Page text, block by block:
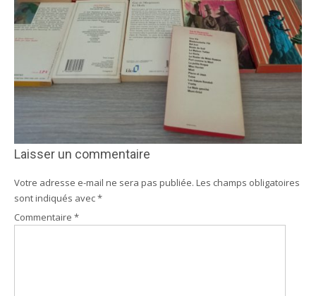
Laisser un commentaire
Votre adresse e-mail ne sera pas publiée. Les champs obligatoires
sont indiqués avec*
Commentaire *